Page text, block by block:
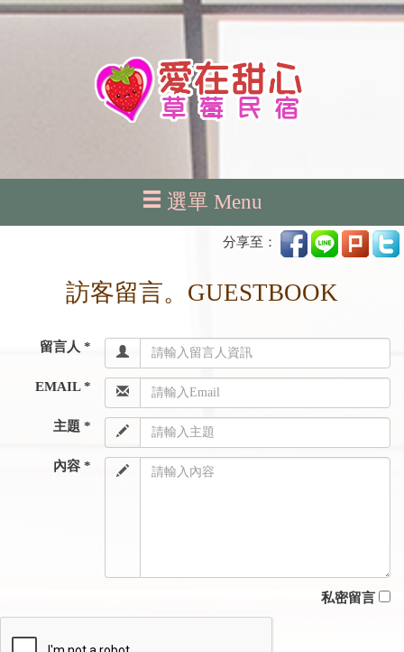
選單 Menu
分享至：
訪客留言。GUESTBOOK
留言人 *
EMAIL *
主題 *
內容 *
私密留言